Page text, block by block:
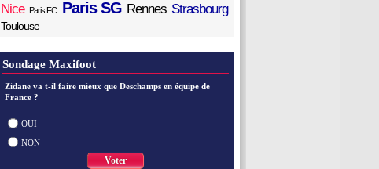
Nice Paris FC Paris SG Rennes Strasbourg
Toulouse
Sondage Maxifoot
Zidane va t-il faire mieux que Deschamps en équipe de
France ?
OUI
NON
Voter